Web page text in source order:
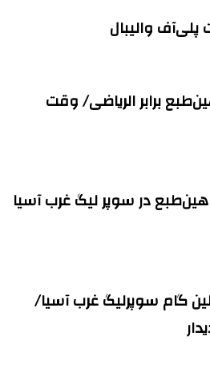
پلی‌آف والیبال
برابر الریاضی/ وقت
در سوپر لیگ غرب آسیا
گام سوپرلیگ غرب آسیا/